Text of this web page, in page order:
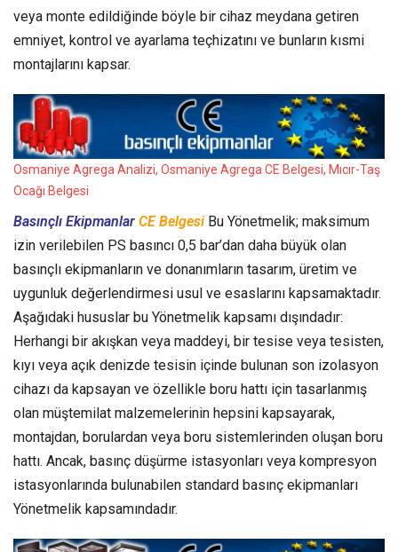
veya monte edildiğinde böyle bir cihaz meydana getiren
emniyet, kontrol ve ayarlama teçhizatını ve bunların kısmi
montajlarını kapsar.
Osmaniye Agrega Analizi, Osmaniye Agrega CE Belgesi, Mıcır-Taş
Ocağı Belgesi
Basınçlı Ekipmanlar CE Belgesi Bu Yönetmelik; maksimum
izin verilebilen PS basıncı 0,5 bar’dan daha büyük olan
basınçlı ekipmanların ve donanımların tasarım, üretim ve
uygunluk değerlendirmesi usul ve esaslarını kapsamaktadır.
Aşağıdaki hususlar bu Yönetmelik kapsamı dışındadır:
Herhangi bir akışkan veya maddeyi, bir tesise veya tesisten,
kıyı veya açık denizde tesisin içinde bulunan son izolasyon
cihazı da kapsayan ve özellikle boru hattı için tasarlanmış
olan müştemilat malzemelerinin hepsini kapsayarak,
montajdan, borulardan veya boru sistemlerinden oluşan boru
hattı. Ancak, basınç düşürme istasyonları veya kompresyon
istasyonlarında bulunabilen standard basınç ekipmanları
Yönetmelik kapsamındadır.